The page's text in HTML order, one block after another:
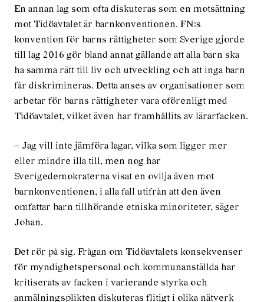
En annan lag som ofta diskuteras som en motsättning
mot Tidöavtalet är barnkonventionen. FN:s
konvention för barns rättigheter som Sverige gjorde
till lag 2016 gör bland annat gällande att alla barn ska
ha samma rätt till liv och utveckling och att inga barn
får diskrimineras. Detta anses av organisationer som
arbetar för barns rättigheter vara oförenligt med
Tidöavtalet, vilket även har framhållits av lärarfacken.
– Jag vill inte jämföra lagar, vilka som ligger mer
eller mindre illa till, men nog har
Sverigedemokraterna visat en ovilja även mot
barnkonvent­ionen, i alla fall utifrån att den även
omfattar barn tillhörande etniska minoriteter, säger
Johan.
Det rör på sig. Frågan om Tidöavtalets konsekvenser
för myndighetspersonal och kommunanställda har
kritiserats av facken i varierande styrka och
anmälningsplikten diskuteras flitigt i olika nätverk